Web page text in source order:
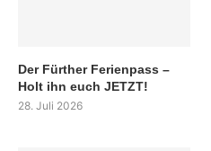
Der Fürther Ferienpass –
Holt ihn euch JETZT!
28. Juli 2026